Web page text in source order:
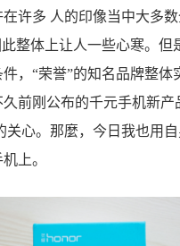
许多 人的印像当中大多数
整体上让人一些心寒。但
，“荣誉”的知名品牌整体
前刚公布的千元手机新产
关心。那麼，今日我也用
上。